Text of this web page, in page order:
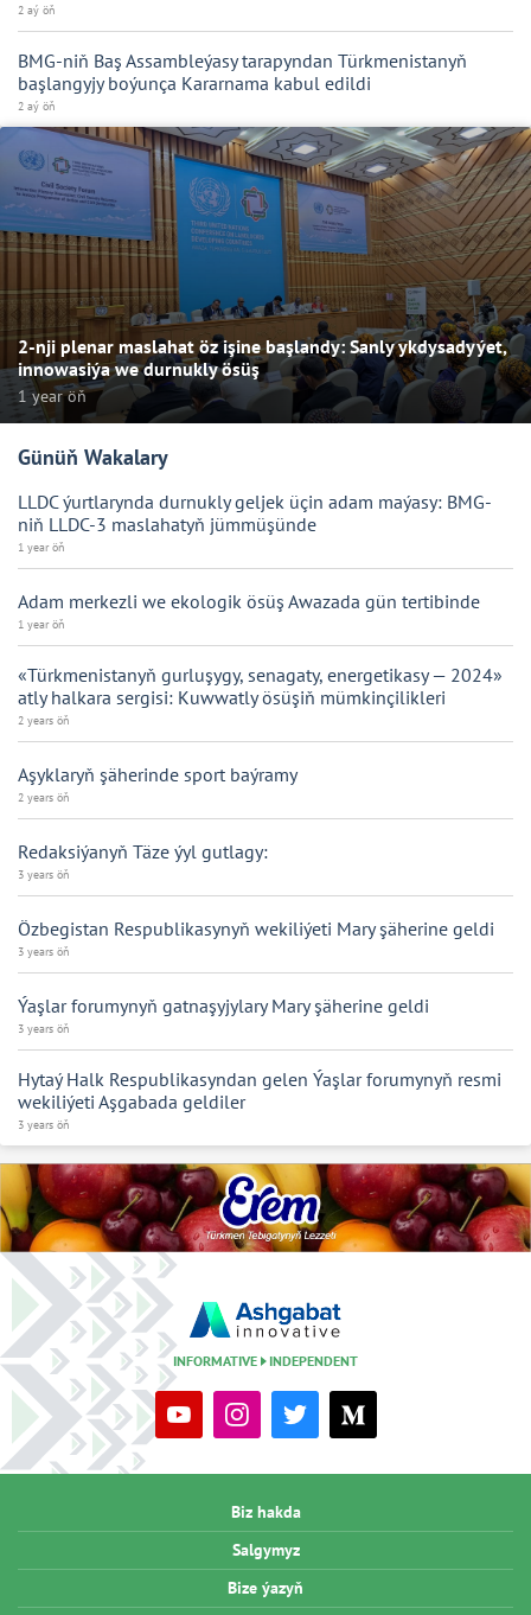
2 aý öň
BMG-niň Baş Assambleýasy tarapyndan Türkmenistanyň
başlangyjy boýunça Kararnama kabul edildi
2 aý öň
2-nji plenar maslahat öz işine başlandy: Sanly ykdysadyýet,
innowasiýa we durnukly ösüş
1 year öň
Günüň Wakalary
LLDC ýurtlarynda durnukly geljek üçin adam maýasy: BMG-
niň LLDC-3 maslahatyň jümmüşünde
1 year öň
Adam merkezli we ekologik ösüş Awazada gün tertibinde
1 year öň
«Türkmenistanyň gurluşygy, senagaty, energetikasy — 2024»
atly halkara sergisi: Kuwwatly ösüşiň mümkinçilikleri
2 years öň
Aşyklaryň şäherinde sport baýramy
2 years öň
Redaksiýanyň Täze ýyl gutlagy:
3 years öň
Özbegistan Respublikasynyň wekiliýeti Mary şäherine geldi
3 years öň
Ýaşlar forumynyň gatnaşyjylary Mary şäherine geldi
3 years öň
Hytaý Halk Respublikasyndan gelen Ýaşlar forumynyň resmi
wekiliýeti Aşgabada geldiler
3 years öň
INFORMATIVE INDEPENDENT
Biz hakda
Salgymyz
Bize ýazyň